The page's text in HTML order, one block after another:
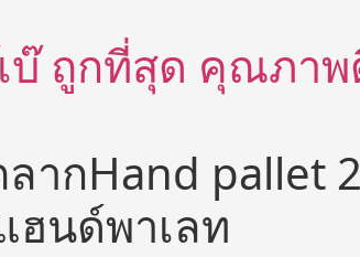
บ๊ ถูกที่สุด คุณภา
ลากHand
ฮนด์พาเลท